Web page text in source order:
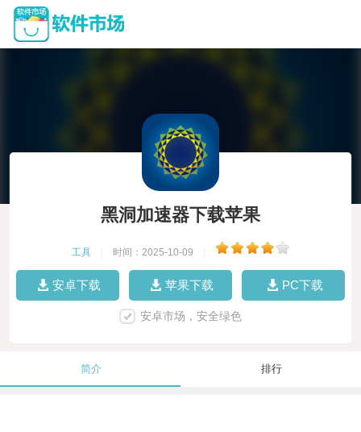
黑洞加速器下载苹果
工具 时间：2025-10-09
安卓下载 苹果下载 PC下载
安卓市场，安全绿色
简介 排行